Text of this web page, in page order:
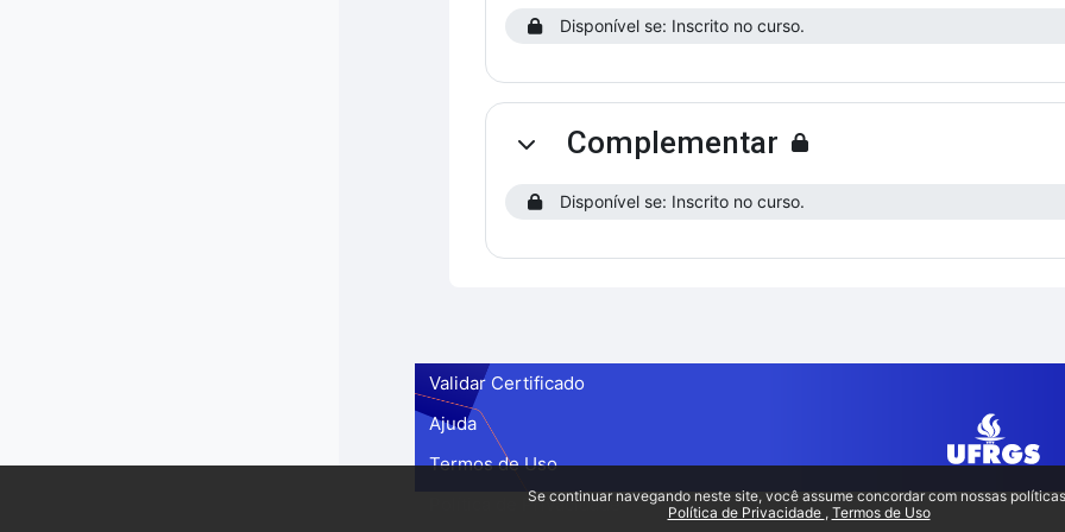
Se continuar navegando neste site, você assume concordar com nossas
Política de Privacidade Termos de Uso
Disponível se: Inscrito no curso.
ContrairComplementar
Disponível se: Inscrito no curso.
Validar Certificado
Ajuda
Termos de Uso
Política de Privacidade